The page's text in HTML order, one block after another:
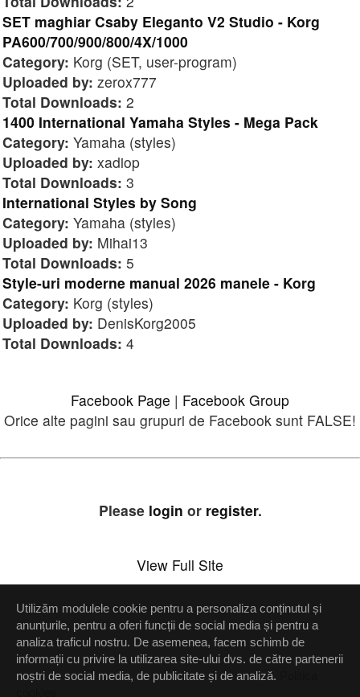
SET maghiar Csaby Eleganto V2 Studio - Korg
PA600/700/900/800/4X/1000
Category: Korg (SET, user-program)
Uploaded by: zerox777
Total Downloads: 2
1400 International Yamaha Styles - Mega Pack
Category: Yamaha (styles)
Uploaded by: xadiop
Total Downloads: 3
International Styles by Song
Category: Yamaha (styles)
Uploaded by: Mihai13
Total Downloads: 5
Style-uri moderne manual 2026 manele - Korg
Category: Korg (styles)
Uploaded by: DenisKorg2005
Total Downloads: 4
Facebook Page | Facebook Group
Orice alte pagini sau grupuri de Facebook sunt FALSE!
Please login or register.
View Full Site
Setări confidenţialitate
Up
Utilizăm modulele cookie pentru a personaliza conținutul și
anunțurile, pentru a oferi funcții de social media și pentru a
analiza traficul nostru. De asemenea, facem schimb de
informații cu privire la utilizarea site-ului dvs. de către partenerii
noștri de social media, de publicitate și de analiză.